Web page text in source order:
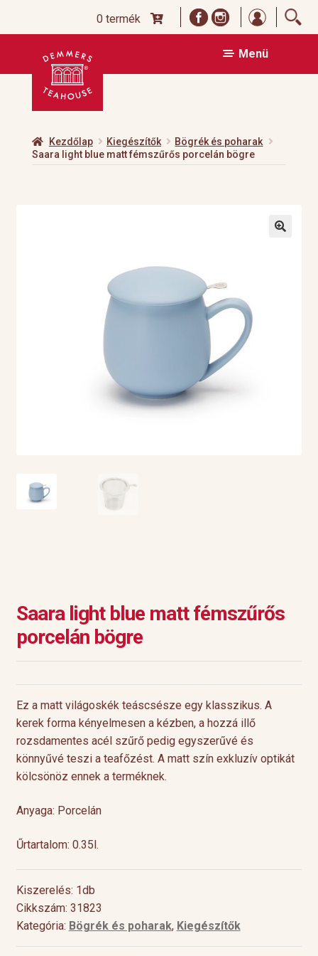
0 termék
Ugrás
navigációhoz
Kilépés
tartalomba
Menü
Kezdőlap Kiegészítők
Bögrék és poharak
Saara light blue matt fémszűrős porcelán bögre
Saara light blue matt fémszűrős
porcelán bögre
Ez a matt világoskék teáscsésze egy klasszikus. A
kerek forma kényelmesen a kézben, a hozzá illő
rozsdamentes acél szűrő pedig egyszerűvé és
könnyűvé teszi a teafőzést. A matt szín exkluzív optikát
kölcsönöz ennek a terméknek.
Anyaga: Porcelán
Űrtartalom: 0.35l.
Kiszerelés: 1db
Cikkszám: 31823
Kategória: Bögrék és poharak, Kiegészítők